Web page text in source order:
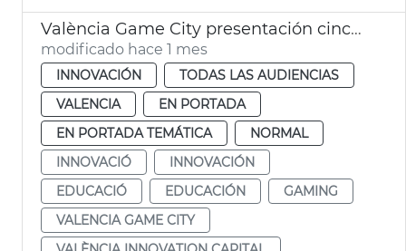
València Game City presentación cinco proyectes educación con videojuegos
modificado hace 1 mes
INNOVACIÓN
TODAS LAS AUDIENCIAS
VALENCIA
EN PORTADA
EN PORTADA TEMÁTICA
NORMAL
INNOVACIÓ
INNOVACIÓN
EDUCACIÓ
EDUCACIÓN
GAMING
VALENCIA GAME CITY